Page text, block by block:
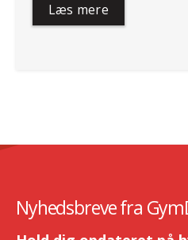
Læs mere
Nyhedsbreve fra